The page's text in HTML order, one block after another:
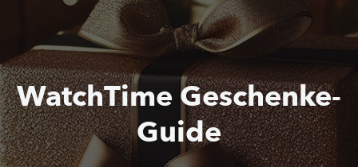
WatchTime Geschenke-
Guide